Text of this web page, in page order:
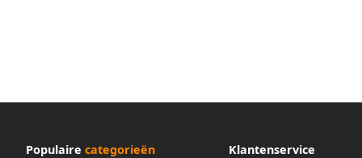
Populaire categorieën Klantenservice